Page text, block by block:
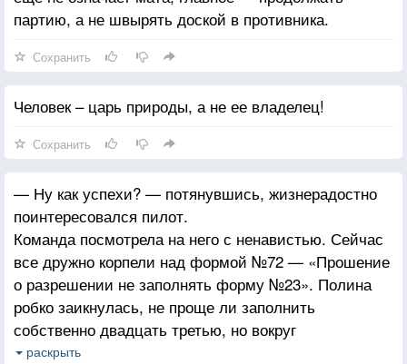
партию, а не швырять доской в противника.
Сохранить
Человек – царь природы, а не ее владелец!
Сохранить
— Ну как успехи? — потянувшись, жизнерадостно
поинтересовался пилот.
Команда посмотрела на него с ненавистью. Сейчас
все дружно корпели над формой №72 — «Прошение
о разрешении не заполнять форму №23». Полина
робко заикнулась, не проще ли заполнить
собственно двадцать третью, но вокруг
предостерегающе зашикали, а Станислав
раскрыть